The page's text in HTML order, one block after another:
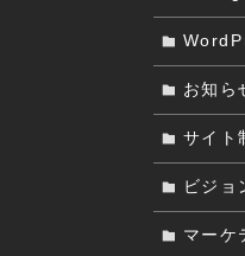
お知ら
サイト
ビジョ
マーケ